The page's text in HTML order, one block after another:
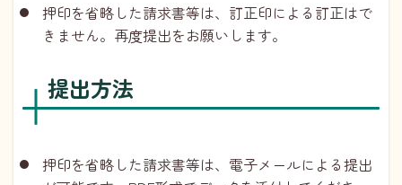
押印を省略した請求書等は、訂正印による訂正はで
きません。再度提出をお願いします。
提出方法
押印を省略した請求書等は、電子メールによる提出